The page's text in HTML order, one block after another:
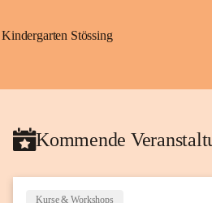
Kindergarten Stössing
Kommende
Kurse & Workshops